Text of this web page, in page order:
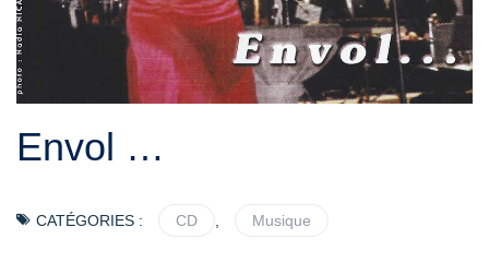
Envol …
CATÉGORIES : CD , Musique